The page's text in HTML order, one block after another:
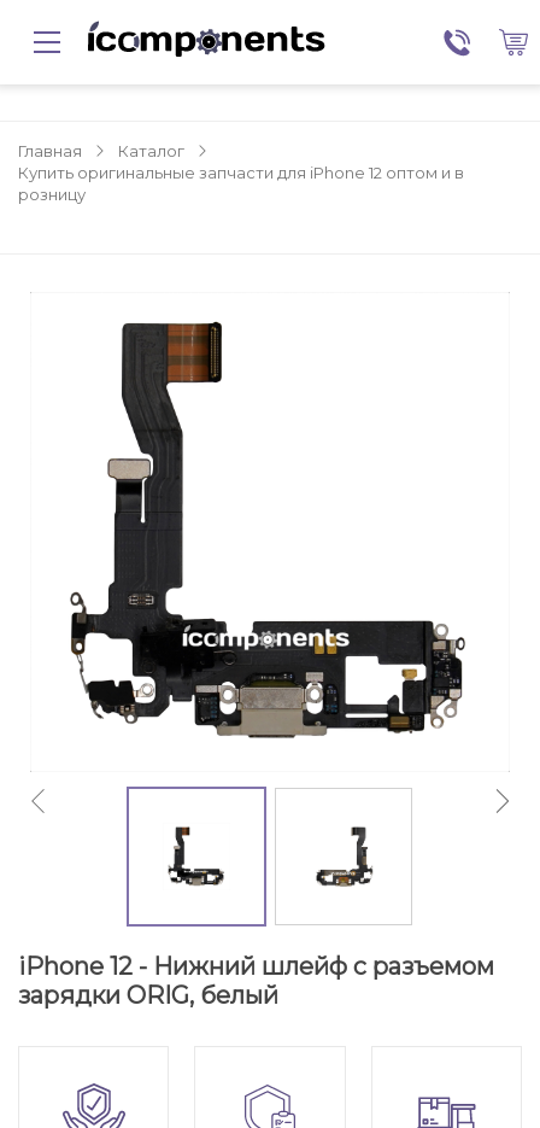
Главная
Каталог
Купить оригинальные запчасти для iPhone 12 оптом и в
розницу
iPhone 12 - Нижний шлейф с разъемом
зарядки ORIG, белый